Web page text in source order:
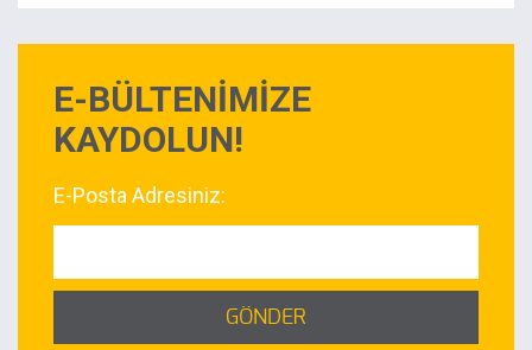
E-BÜLTENİMİZE
KAYDOLUN!
E-Posta Adresiniz:
GÖNDER